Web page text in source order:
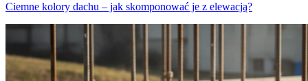
Ciemne kolory dachu – jak skomponować je z elewacją?